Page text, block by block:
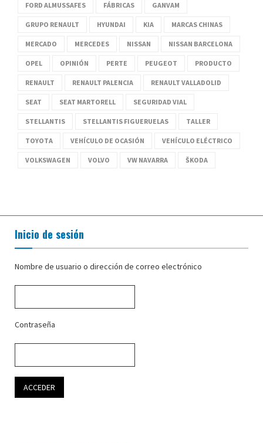
FORD ALMUSSAFES FÁBRICAS GANVAM
GRUPO RENAULT HYUNDAI KIA MARCAS CHINAS
MERCADO MERCEDES NISSAN NISSAN BARCELONA
OPEL OPINIÓN PERTE PEUGEOT PRODUCTO
RENAULT RENAULT PALENCIA RENAULT VALLADOLID
SEAT SEAT MARTORELL SEGURIDAD VIAL
STELLANTIS STELLANTIS FIGUERUELAS TALLER
TOYOTA VEHÍCULO DE OCASIÓN VEHÍCULO ELÉCTRICO
VOLKSWAGEN VOLVO VW NAVARRA ŠKODA
Inicio de sesión
Nombre de usuario o dirección de correo electrónico
Contraseña